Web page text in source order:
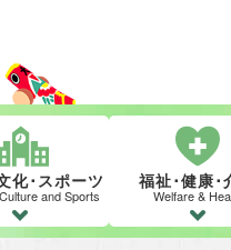
化･スポーツ
and Sports
福祉･健康･
Welfare &